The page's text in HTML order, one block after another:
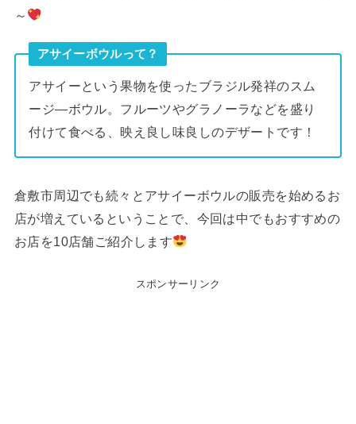
～
アサイーボウルって？
アサイーという果物を使ったブラジル発祥のスム
ージ―ボウル。フルーツやグラノーラなどを盛り
付けて食べる、映え良し味良しのデザートです！
倉敷市周辺でも続々とアサイーボウルの販売を始めるお
店が増えているということで、今回は中でもおすすめの
お店を10店舗ご紹介します
スポンサーリンク